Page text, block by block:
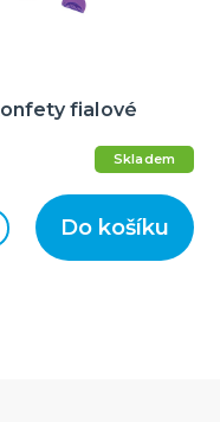
fialové
Skladem
Do košíku